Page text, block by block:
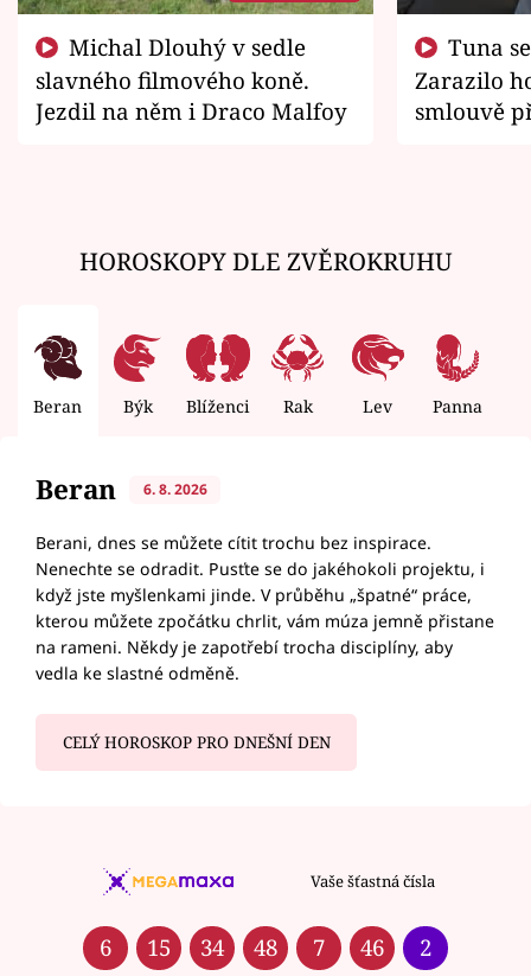
slavného filmového koně.
Jezdil na něm i Draco Malfoy
Zarazilo
smlouvě
HOROSKOPY DLE ZVĚROKRUHU
Beran Býk Blíženci Rak Lev Panna
Beran 6. 8. 2026
Berani, dnes se můžete cítit trochu bez inspirace.
Nenechte se odradit. Pusťte se do jakéhokoli projektu, i
když jste myšlenkami jinde. V průběhu „špatné“ práce,
kterou můžete zpočátku chrlit, vám múza jemně přistane
na rameni. Někdy je zapotřebí trocha disciplíny, aby
vedla ke slastné odměně.
CELÝ HOROSKOP PRO DNEŠNÍ DEN
Vaše šťastná čísla
6 15 34 48 7 46 2